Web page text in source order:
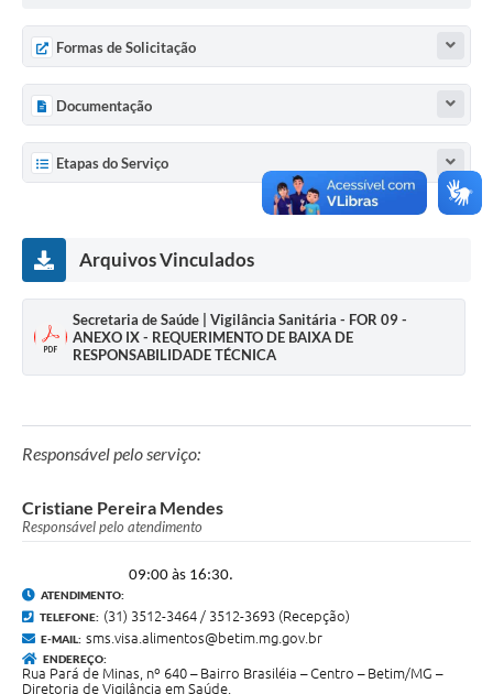
Formas de Solicitação
Documentação
Etapas do Serviço
Arquivos Vinculados
Secretaria de Saúde | Vigilância Sanitária - FOR 09 -
ANEXO IX - REQUERIMENTO DE BAIXA DE
RESPONSABILIDADE TÉCNICA
Responsável pelo serviço:
Cristiane Pereira Mendes
Responsável pelo atendimento
ATENDIMENTO:
09:00 às 16:30.
TELEFONE: (31) 3512-3464 / 3512-3693 (Recepção)
E-MAIL: sms.visa.alimentos@betim.mg.gov.br
ENDEREÇO:
Rua Pará de Minas, nº 640 – Bairro Brasiléia – Centro – Betim/MG –
Diretoria de Vigilância em Saúde.